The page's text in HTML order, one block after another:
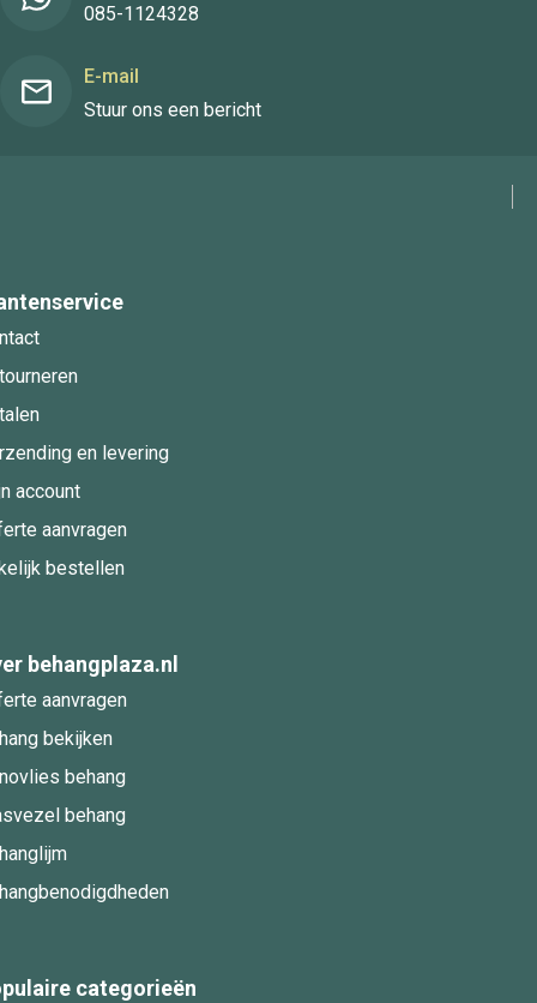
085-1124328
E-mail
Stuur ons een bericht
en levering
account
aanvragen
bestellen
behangplaza.nl
aanvragen
bekijken
behang
behang
categorieën